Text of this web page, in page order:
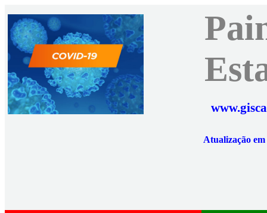
Atualização